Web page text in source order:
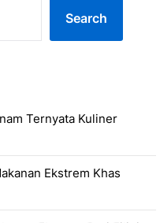
Search
Ternyata Kuliner
Ekstrem Khas